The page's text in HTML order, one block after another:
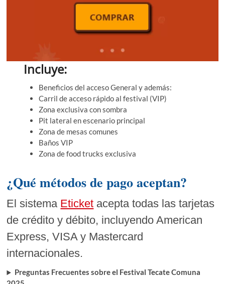
Incluye:
Beneficios del acceso General y además:
Carril de acceso rápido al festival (VIP)
Zona exclusiva con sombra
Pit lateral en escenario principal
Zona de mesas comunes
Baños VIP
Zona de food trucks exclusiva
¿Qué métodos de pago aceptan?
El sistema Eticket acepta todas las tarjetas
de crédito y débito, incluyendo American
Express, VISA y Mastercard
internacionales.
Preguntas Frecuentes sobre el Festival Tecate Comuna